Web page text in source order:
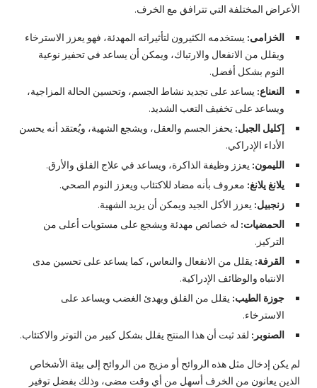
الأعراض المختلفة التي تترافق مع الخرف.
الخزامى: يستخدمه الكثيرون لتأثيراته المهدئة، فهو يعزز الاسترخاء
ويقلل من الانفعال والارتباك، ويمكن أن يساعد في تحفيز نوعية
النوم بشكل أفضل.
النعناع: يساعد على تجديد نشاط الجسم، وتحسين الحالة المزاجية،
ويساعد على تخفيف التعب الشديد.
إكليل الجبل: يحفز الجسم والعقل، ويشجع الشهية، ويُعتقد أنه يحسن
الأداء الإدراكي.
الليمون: يعزز وظيفة الذاكرة، ويساعد في علاج القلق والأرق.
يلانغ يلانغ: معروف بأنه مضاد للاكتئاب ويعزز النوم الصحي.
زنجبيل: يعزز الأكل الجيد ويمكن أن يزيد الشهية.
الحمضيات: له خصائص مهدئة ويشجع على مستويات أعلى من
التركيز.
القرفة: يقلل من الانفعال والنعاس، كما يساعد على تحسين مدى
الانتباه والوظائف الإدراكية.
جوزة الطيب: يقلل من القلق ويهدئ الغضب ويساعد على
الاسترخاء.
الصنوبر: لقد ثبت أن هذا المنتج يقلل بشكل كبير من التوتر والاكتئاب.
لم يكن إدخال مثل هذه الروائح أو مزيج من الروائح إلى بيئة الأشخاص
الذين يعانون من الخرف أسهل من أي وقت مضى، وذلك بفضل توفير